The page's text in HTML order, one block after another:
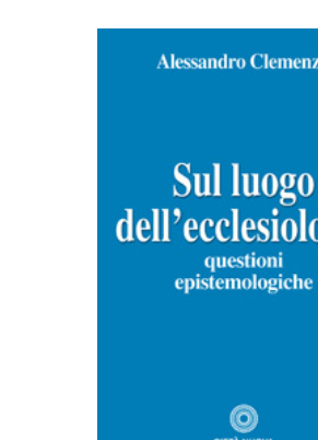
AGGIUNGI AL CARRELLO